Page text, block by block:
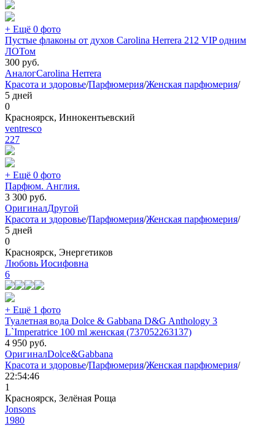
+ Ещё 0 фото
Пустые флаконы от духов Carolina Herrera 212 VIP одним
ЛОТом
300 руб.
АналогCarolina Herrera
Красота и здоровье/Парфюмерия/Женская парфюмерия/
5 дней
0
Красноярск, Иннокентьевский
ventresco
227
+ Ещё 0 фото
Парфюм. Англия.
3 300 руб.
ОригиналДругой
Красота и здоровье/Парфюмерия/Женская парфюмерия/
5 дней
0
Красноярск, Энергетиков
Любовь Иосифовна
6
+ Ещё 1 фото
Туалетная вода Dolce & Gabbana D&G Anthology 3
L`Imperatrice 100 ml женская (737052263137)
4 950 руб.
ОригиналDolce&Gabbana
Красота и здоровье/Парфюмерия/Женская парфюмерия/
22:54:46
1
Красноярск, Зелёная Роща
Jonsons
1980